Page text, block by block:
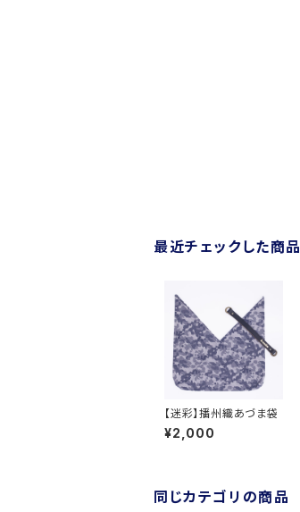
最近チェックした商品
【迷彩】播州織あづま袋
¥2,000
同じカテゴリの商品